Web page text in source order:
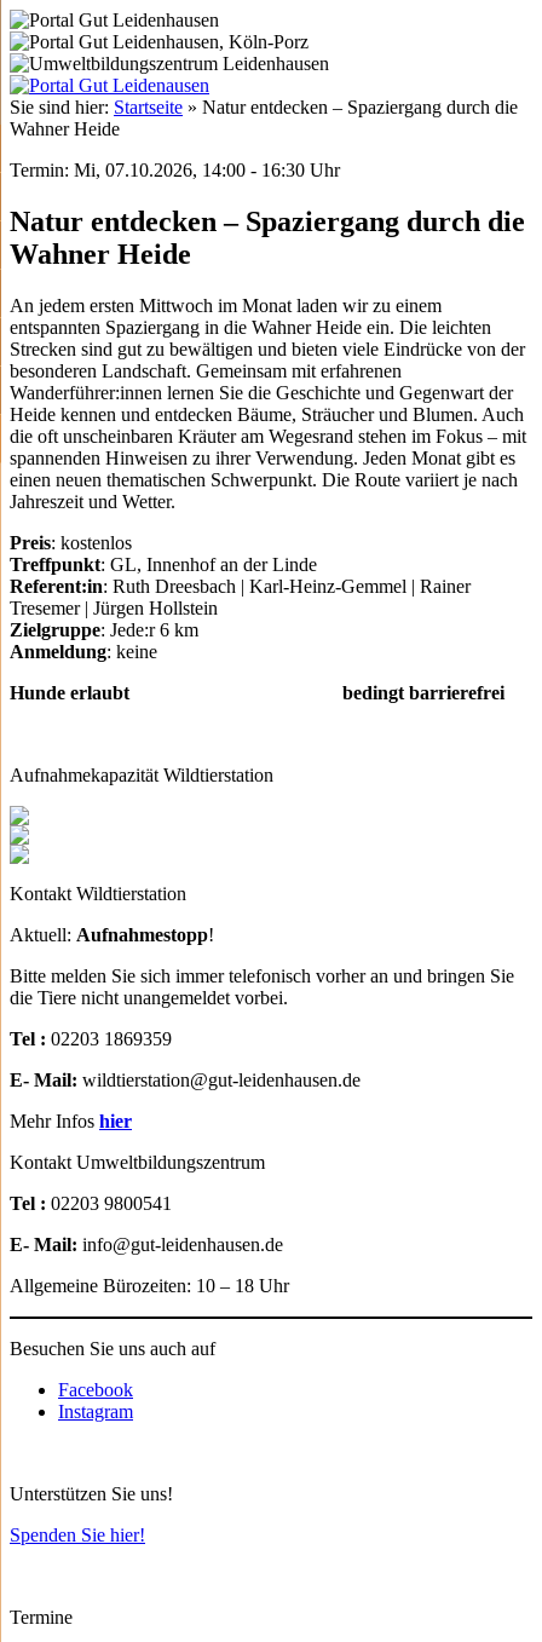
Sie sind hier: Startseite » Natur entdecken – Spaziergang durch die
Wahner Heide
Termin: Mi, 07.10.2026, 14:00 - 16:30 Uhr
Natur entdecken – Spaziergang durch die
Wahner Heide
An jedem ersten Mittwoch im Monat laden wir zu einem
entspannten Spaziergang in die Wahner Heide ein. Die leichten
Strecken sind gut zu bewältigen und bieten viele Eindrücke von der
besonderen Landschaft. Gemeinsam mit erfahrenen
Wanderführer:innen lernen Sie die Geschichte und Gegenwart der
Heide kennen und entdecken Bäume, Sträucher und Blumen. Auch
die oft unscheinbaren Kräuter am Wegesrand stehen im Fokus – mit
spannenden Hinweisen zu ihrer Verwendung. Jeden Monat gibt es
einen neuen thematischen Schwerpunkt. Die Route variiert je nach
Jahreszeit und Wetter.
Preis: kostenlos
Treffpunkt: GL, Innenhof an der Linde
Referent:in: Ruth Dreesbach | Karl-Heinz-Gemmel | Rainer
Tresemer | Jürgen Hollstein
Zielgruppe: Jede:r 6 km
Anmeldung: keine
Hunde erlaubt bedingt barrierefrei
Aufnahmekapazität Wildtierstation
Kontakt Wildtierstation
Aktuell: Aufnahmestopp!
Bitte melden Sie sich immer telefonisch vorher an und bringen Sie
die Tiere nicht unangemeldet vorbei.
Tel : 02203 1869359
E- Mail: wildtierstation@gut-leidenhausen.de
Mehr Infos hier
Kontakt Umweltbildungszentrum
Tel : 02203 9800541
E- Mail: info@gut-leidenhausen.de
Allgemeine Bürozeiten: 10 – 18 Uhr
Besuchen Sie uns auch auf
Facebook
Instagram
Unterstützen Sie uns!
Spenden Sie hier!
Termine